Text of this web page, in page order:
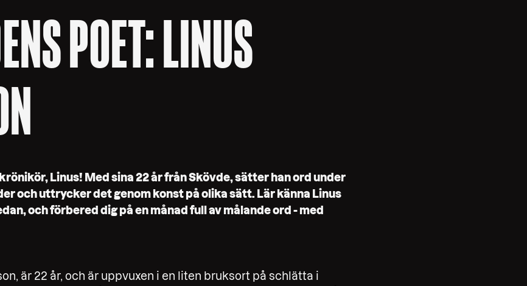
POET: LINUS
Linus! Med sina 22 år från Skövde, sätter han ord under
och uttrycker det genom konst på olika sätt. Lär känna Linus
och förbered dig på en månad full av målande ord - med
är 22 år, och är uppvuxen i en liten bruksort på schlätta i